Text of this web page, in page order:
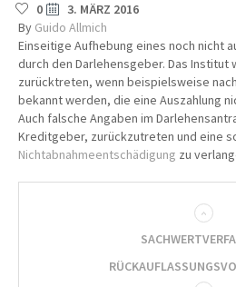
0
3. MÄRZ 2016
By Guido Allmich
Einseitige Aufhebung eines noch nicht
durch den Darlehensgeber. Das Institut
zurücktreten, wenn beispielsweise
bekannt werden, die eine Auszahlung
Auch falsche Angaben im
Kreditgeber, zurückzutreten und eine
Nichtabnahmeentschädigung zu